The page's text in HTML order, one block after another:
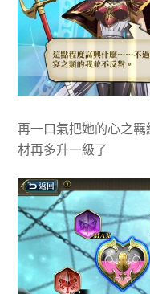
再一口氣把她的心之
材再多升一級了